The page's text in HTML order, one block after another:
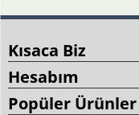
Kısaca Biz
Hesabım
Popüler Ürünler